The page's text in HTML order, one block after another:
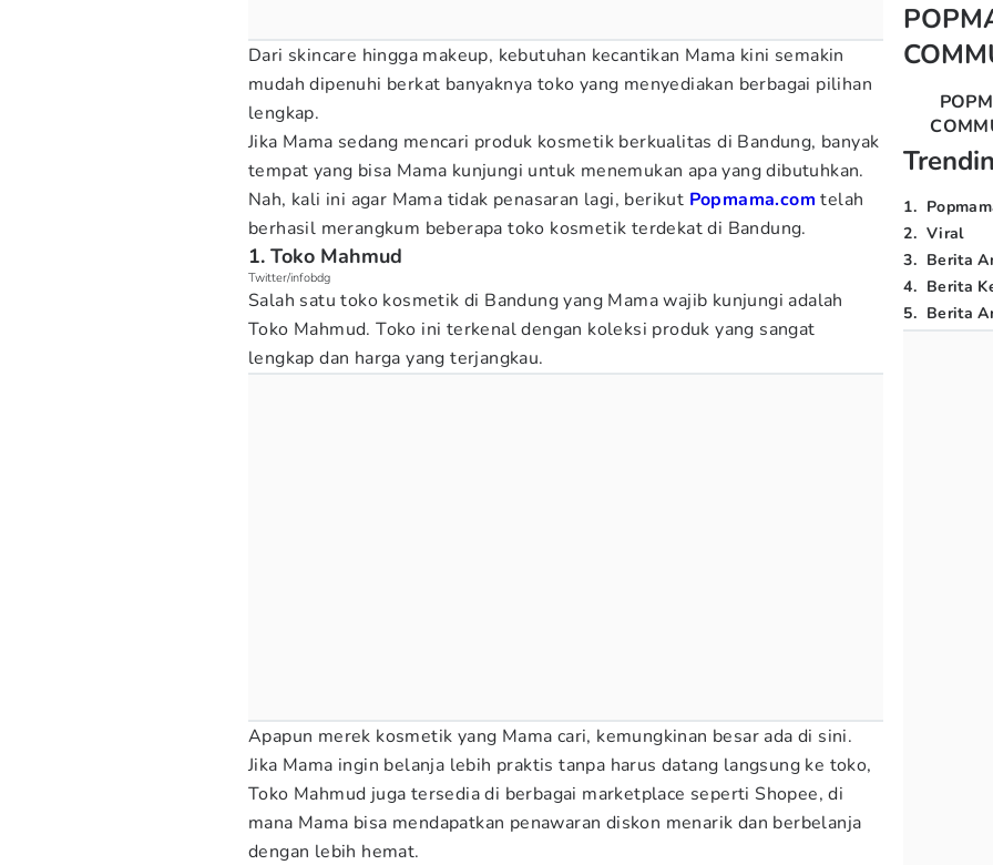
Dari skincare hingga makeup, kebutuhan kecantikan Mama kini semakin
mudah dipenuhi berkat banyaknya toko yang menyediakan berbagai pilihan
lengkap.
Jika Mama sedang mencari produk kosmetik berkualitas di Bandung, banyak
tempat yang bisa Mama kunjungi untuk menemukan apa yang dibutuhkan.
Nah, kali ini agar Mama tidak penasaran lagi, berikut Popmama.com telah
berhasil merangkum beberapa toko kosmetik terdekat di Bandung.
1. Toko Mahmud
Twitter/infobdg
Salah satu toko kosmetik di Bandung yang Mama wajib kunjungi adalah
Toko Mahmud. Toko ini terkenal dengan koleksi produk yang sangat
lengkap dan harga yang terjangkau.
Apapun merek kosmetik yang Mama cari, kemungkinan besar ada di sini.
Jika Mama ingin belanja lebih praktis tanpa harus datang langsung ke toko,
Toko Mahmud juga tersedia di berbagai marketplace seperti Shopee, di
mana Mama bisa mendapatkan penawaran diskon menarik dan berbelanja
dengan lebih hemat.
1.
2. Viral
3. Berita
4. Berita
5. Berita